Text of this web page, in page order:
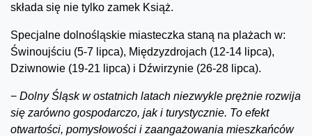
składa się nie tylko zamek Książ.
Specjalne dolnośląskie miasteczka staną na plażach w:
Świnoujściu (5-7 lipca), Międzyzdrojach (12-14 lipca),
Dziwnowie (19-21 lipca) i Dźwirzynie (26-28 lipca).
− Dolny Śląsk w ostatnich latach niezwykle prężnie rozwija
się zarówno gospodarczo, jak i turystycznie. To efekt
otwartości, pomysłowości i zaangażowania mieszkańców